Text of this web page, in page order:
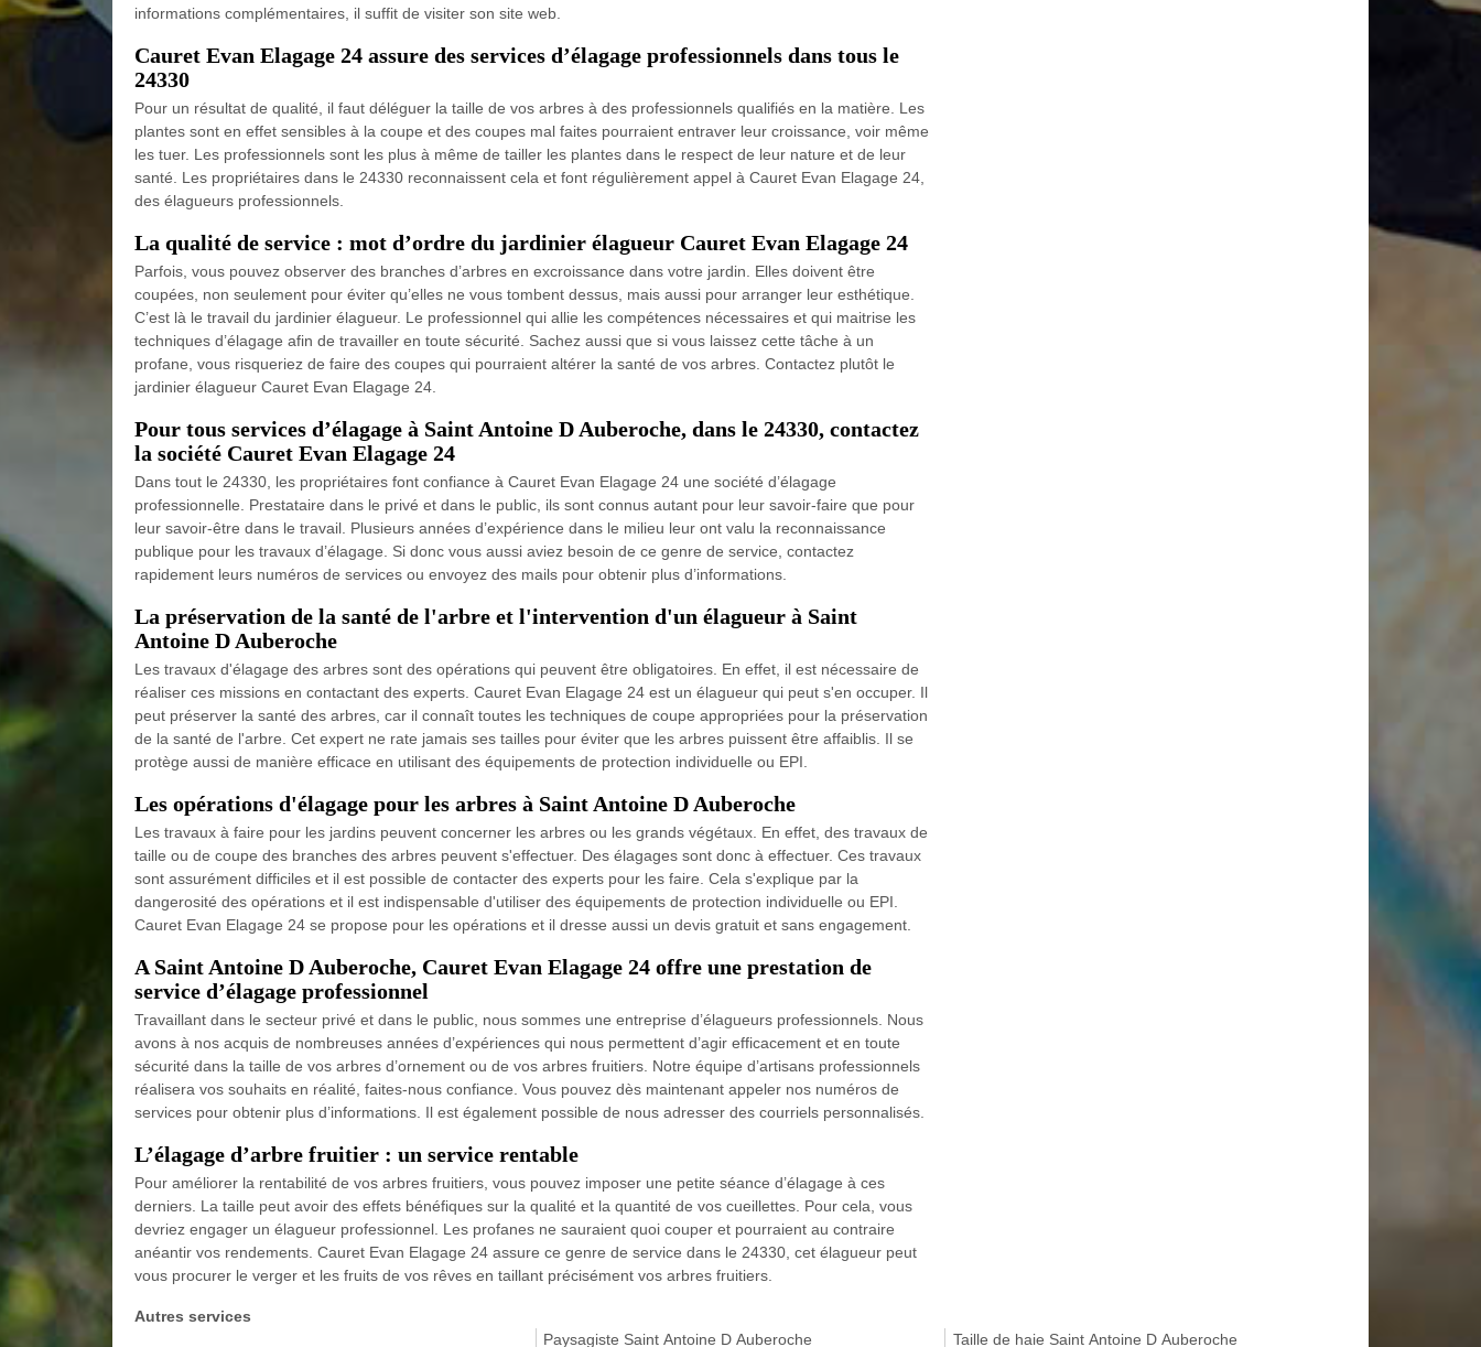
informations complémentaires, il suffit de visiter son site web.
Cauret Evan Elagage 24 assure des services d’élagage professionnels dans tous le
24330
Pour un résultat de qualité, il faut déléguer la taille de vos arbres à des professionnels qualifiés en la matière. Les
plantes sont en effet sensibles à la coupe et des coupes mal faites pourraient entraver leur croissance, voir même
les tuer. Les professionnels sont les plus à même de tailler les plantes dans le respect de leur nature et de leur
santé. Les propriétaires dans le 24330 reconnaissent cela et font régulièrement appel à Cauret Evan Elagage 24,
des élagueurs professionnels.
La qualité de service : mot d’ordre du jardinier élagueur Cauret Evan Elagage 24
Parfois, vous pouvez observer des branches d’arbres en excroissance dans votre jardin. Elles doivent être
coupées, non seulement pour éviter qu’elles ne vous tombent dessus, mais aussi pour arranger leur esthétique.
C’est là le travail du jardinier élagueur. Le professionnel qui allie les compétences nécessaires et qui maitrise les
techniques d’élagage afin de travailler en toute sécurité. Sachez aussi que si vous laissez cette tâche à un
profane, vous risqueriez de faire des coupes qui pourraient altérer la santé de vos arbres. Contactez plutôt le
jardinier élagueur Cauret Evan Elagage 24.
Pour tous services d’élagage à Saint Antoine D Auberoche, dans le 24330, contactez
la société Cauret Evan Elagage 24
Dans tout le 24330, les propriétaires font confiance à Cauret Evan Elagage 24 une société d’élagage
professionnelle. Prestataire dans le privé et dans le public, ils sont connus autant pour leur savoir-faire que pour
leur savoir-être dans le travail. Plusieurs années d’expérience dans le milieu leur ont valu la reconnaissance
publique pour les travaux d’élagage. Si donc vous aussi aviez besoin de ce genre de service, contactez
rapidement leurs numéros de services ou envoyez des mails pour obtenir plus d’informations.
La préservation de la santé de l'arbre et l'intervention d'un élagueur à Saint
Antoine D Auberoche
Les travaux d'élagage des arbres sont des opérations qui peuvent être obligatoires. En effet, il est nécessaire de
réaliser ces missions en contactant des experts. Cauret Evan Elagage 24 est un élagueur qui peut s'en occuper. Il
peut préserver la santé des arbres, car il connaît toutes les techniques de coupe appropriées pour la préservation
de la santé de l'arbre. Cet expert ne rate jamais ses tailles pour éviter que les arbres puissent être affaiblis. Il se
protège aussi de manière efficace en utilisant des équipements de protection individuelle ou EPI.
Les opérations d'élagage pour les arbres à Saint Antoine D Auberoche
Les travaux à faire pour les jardins peuvent concerner les arbres ou les grands végétaux. En effet, des travaux de
taille ou de coupe des branches des arbres peuvent s'effectuer. Des élagages sont donc à effectuer. Ces travaux
sont assurément difficiles et il est possible de contacter des experts pour les faire. Cela s'explique par la
dangerosité des opérations et il est indispensable d'utiliser des équipements de protection individuelle ou EPI.
Cauret Evan Elagage 24 se propose pour les opérations et il dresse aussi un devis gratuit et sans engagement.
A Saint Antoine D Auberoche, Cauret Evan Elagage 24 offre une prestation de
service d’élagage professionnel
Travaillant dans le secteur privé et dans le public, nous sommes une entreprise d’élagueurs professionnels. Nous
avons à nos acquis de nombreuses années d’expériences qui nous permettent d’agir efficacement et en toute
sécurité dans la taille de vos arbres d’ornement ou de vos arbres fruitiers. Notre équipe d’artisans professionnels
réalisera vos souhaits en réalité, faites-nous confiance. Vous pouvez dès maintenant appeler nos numéros de
services pour obtenir plus d’informations. Il est également possible de nous adresser des courriels personnalisés.
L’élagage d’arbre fruitier : un service rentable
Pour améliorer la rentabilité de vos arbres fruitiers, vous pouvez imposer une petite séance d’élagage à ces
derniers. La taille peut avoir des effets bénéfiques sur la qualité et la quantité de vos cueillettes. Pour cela, vous
devriez engager un élagueur professionnel. Les profanes ne sauraient quoi couper et pourraient au contraire
anéantir vos rendements. Cauret Evan Elagage 24 assure ce genre de service dans le 24330, cet élagueur peut
vous procurer le verger et les fruits de vos rêves en taillant précisément vos arbres fruitiers.
Autres services
Paysagiste Saint Antoine D Auberoche Taille de haie Saint Antoine D Auberoche